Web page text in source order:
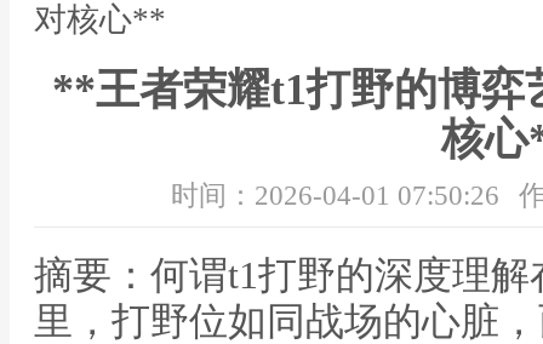
对核心**
**王者荣耀t1打野的博弈
核
时间：2026-04-01 07:50:26
摘要：何谓t1打野的深度理
里，打野位如同战场的心脏